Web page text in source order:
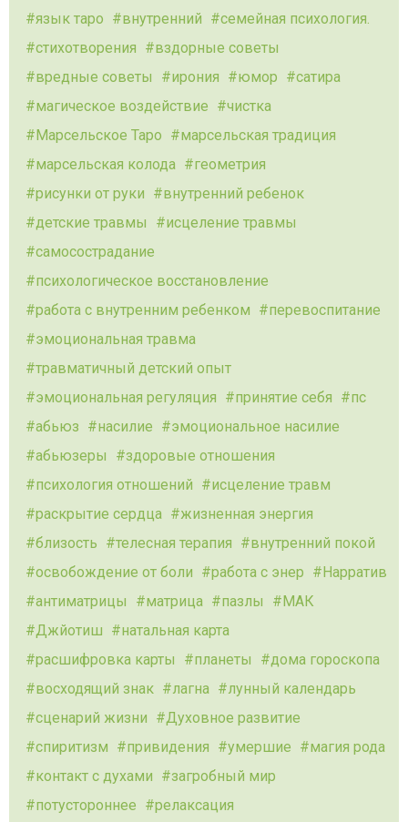
язык таро
внутренний
семейная психология.
стихотворения
вздорные советы
вредные советы
ирония юмор
сатира
магическое воздействие
чистка
Марсельское Таро
марсельская традиция
марсельская колода
геометрия
рисунки от руки
внутренний ребенок
детские травмы
исцеление травмы
самосострадание
психологическое восстановление
работа с внутренним ребенком
перевоспитание
эмоциональная травма
травматичный детский опыт
эмоциональная регуляция
принятие себя
пс
абьюз
насилие
эмоциональное насилие
абьюзеры
здоровые отношения
психология отношений
исцеление травм
раскрытие сердца
жизненная энергия
близость
телесная терапия
внутренний покой
освобождение от боли
работа с энер
Нарратив
антиматрицы
матрица пазлы
МАК
Джйотиш
натальная карта
расшифровка карты
планеты
дома гороскопа
восходящий знак
лагна
лунный календарь
сценарий жизни
Духовное развитие
спиритизм
привидения умершие
магия рода
контакт с духами
загробный мир
потустороннее
релаксация